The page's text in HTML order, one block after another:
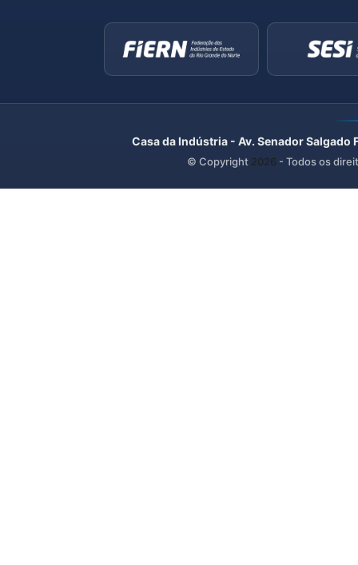
Casa da Indústria - Av. Senador
© Copyright 2026 - Todos os